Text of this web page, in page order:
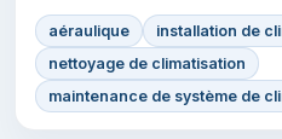
aéraulique
installation de
nettoyage de climatisation
maintenance de système de